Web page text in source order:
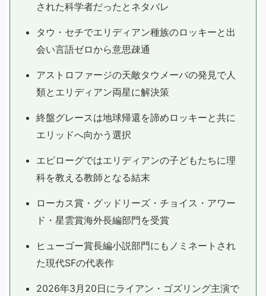
された科学者だったとネタバレ
タウ・セチでエリディアン種族のロッキーと出
会い言語ゼロから意思疎通
アストロファージの天敵タウメーバの発見で人
類とエリディアン両星に解決策
終盤グレースは地球帰還を諦めロッキーと共に
エリッドへ向かう選択
エピローグではエリディアンの子どもたちに理
科を教える教師となる結末
ローカス賞・グッドリーズ・チョイス・アワー
ド・星雲賞海外長編部門を受賞
ヒューゴー賞長編小説部門にもノミネートされ
た現代SFの代表作
2026年3月20日にライアン・ゴズリング主演で